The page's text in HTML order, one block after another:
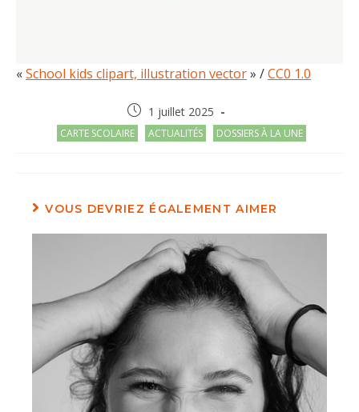
«School kids clipart, illustration vector» /CC0 1.0
Post
published:
1 juillet 2025
Post
CARTE SCOLAIRE ACTUALITÉS DOSSIERS À LA UNE
VOUS DEVRIEZ ÉGALEMENT AIMER